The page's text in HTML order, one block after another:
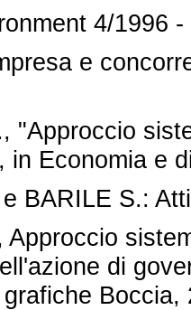
4/1996
e
"Approccio
in Economia e
BARILE S.:
Approccio
di
Boccia,